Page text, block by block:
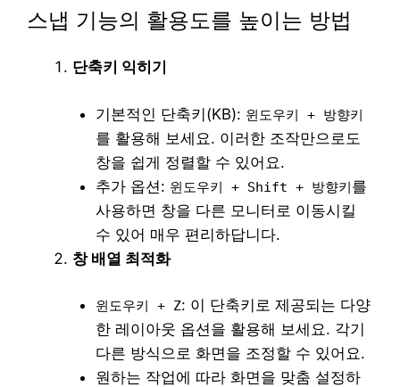
스냅 기능의 활용도를 높이는 방법
단축키 익히기
기본적인 단축키(KB): 윈도우키 + 방향키
를 활용해 보세요. 이러한 조작만으로도
창을 쉽게 정렬할 수 있어요.
추가 옵션: 윈도우키 + Shift + 방향키를
사용하면 창을 다른 모니터로 이동시킬
수 있어 매우 편리하답니다.
창 배열 최적화
윈도우키 + Z: 이 단축키로 제공되는 다양
한 레이아웃 옵션을 활용해 보세요. 각기
다른 방식으로 화면을 조정할 수 있어요.
원하는 작업에 따라 화면을 맞춤 설정하